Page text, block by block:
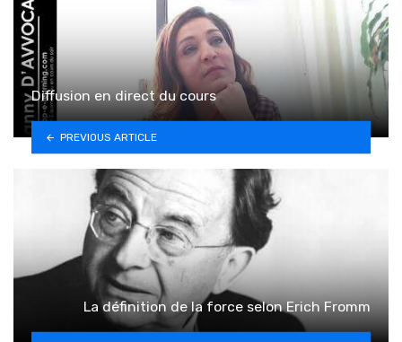
Diffusion en direct du cours
PREVIOUS ARTICLE
La définition de la force selon Erich Fromm